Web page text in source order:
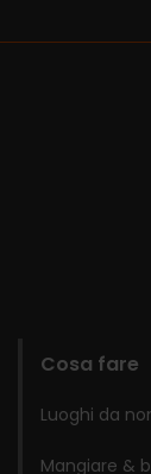
Cosa fare
Luoghi da
Mangiare &